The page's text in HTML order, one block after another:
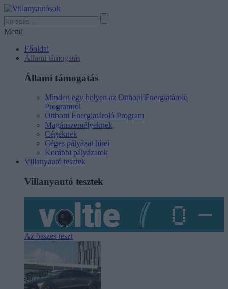
Menü
Főoldal
Állami támogatás
Állami támogatás
Minden egy helyen az Otthoni Energiatároló
Programról
Otthoni Energiatároló Program
Magánszemélyeknek
Cégeknek
Céges pályázat hírei
Korábbi pályázatok
Villanyautó tesztek
Villanyautó tesztek
Az összes teszt